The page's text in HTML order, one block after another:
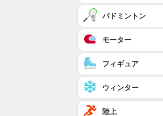
バドミントン
モーター
フィギュア
ウィンター
陸上